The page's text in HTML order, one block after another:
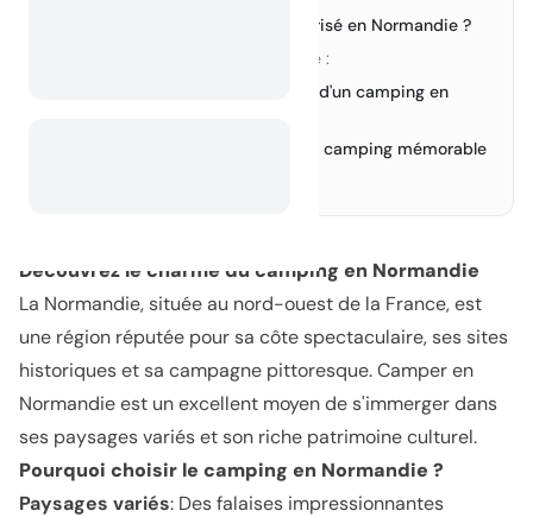
Le camping sauvage est-il autorisé en Normandie ?
Le camping sauvage en France :
Sites incontournables à voir lors d'un camping en
Conseils pour une expérience de camping mémorable
Découvrez le charme du camping en Normandie
La Normandie, située au nord-ouest de la France, est
une région réputée pour sa côte spectaculaire, ses sites
historiques et sa campagne pittoresque. Camper en
Normandie est un excellent moyen de s'immerger dans
ses paysages variés et son riche patrimoine culturel.
Pourquoi choisir le camping en Normandie ?
Paysages variés: Des falaises impressionnantes